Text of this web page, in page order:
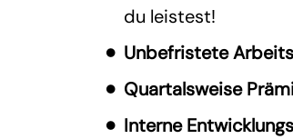
du leistest!
Unbefristete
Quartalsweise
Interne